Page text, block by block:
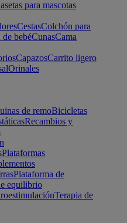
para mascotas
CestasColchón para
bebéCunasCama
CapazosCarrito ligero
Orinales
de remoBicicletas
Recambios y
Plataformas
Plataforma de
equilibrio
Terapia de